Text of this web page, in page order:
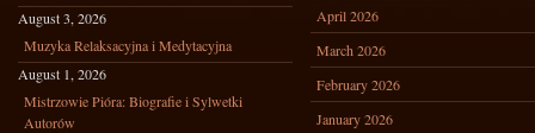
August 3, 2026
Muzyka Relaksacyjna i Medytacyjna
August 1, 2026
Mistrzowie Pióra: Biografie i Sylwetki
Autorów
April 2026
March 2026
February 2026
January 2026